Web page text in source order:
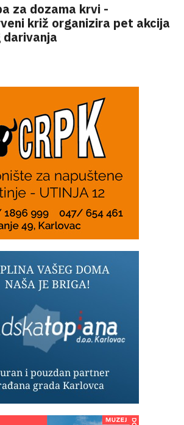
za dozama krvi -
križ organizira pet akcija